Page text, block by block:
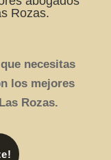
Rozas.
necesitas
los mejores
Rozas.